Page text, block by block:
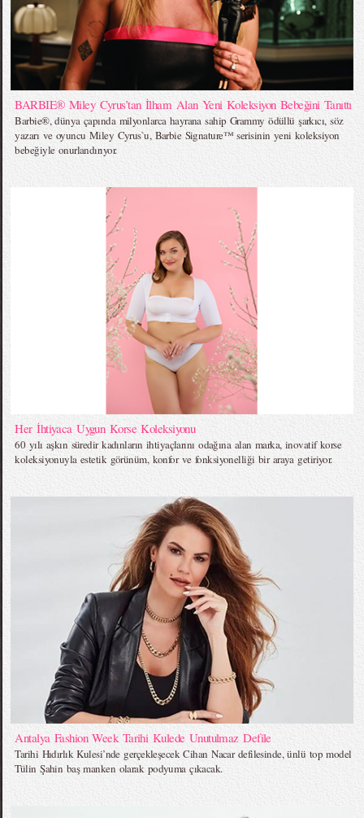
BARBIE® Miley Cyrus’tan İlham Alan Yeni Koleksiyon Bebeğini Tanıttı
Barbie®, dünya çapında milyonlarca hayrana sahip Grammy ödüllü şarkıcı, söz
yazarı ve oyuncu Miley Cyrus`u, Barbie Signature™ serisinin yeni koleksiyon
bebeğiyle onurlandırıyor.
Her İhtiyaca Uygun Korse Koleksiyonu
60 yılı aşkın süredir kadınların ihtiyaçlarını odağına alan marka, inovatif korse
koleksiyonuyla estetik görünüm, konfor ve fonksiyonelliği bir araya getiriyor.
Antalya Fashion Week Tarihi Kulede Unutulmaz Defile
Tarihi Hıdırlık Kulesi’nde gerçekleşecek Cihan Nacar defilesinde, ünlü top model
Tülin Şahin baş manken olarak podyuma çıkacak.